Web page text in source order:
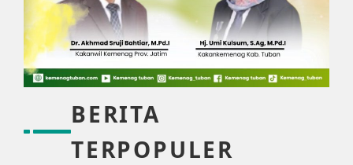
BERITA
TERPOPULER